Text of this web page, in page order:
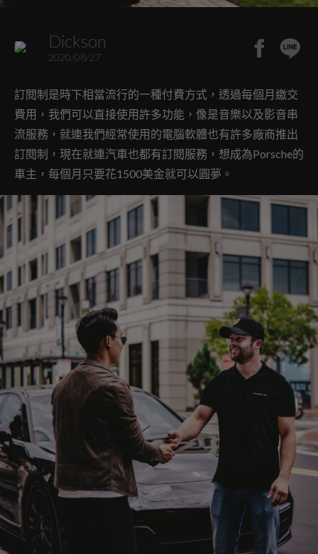
Dickson
2020/08/27
訂閱制是時下相當流行的一種付費方式，透過每個月繳交
費用，我們可以直接使用許多功能，像是音樂以及影音串
流服務，就連我們經常使用的電腦軟體也有許多廠商推出
訂閱制，現在就連汽車也都有訂閱服務，想成為Porsche的
車主，每個月只要花1500美金就可以圓夢。